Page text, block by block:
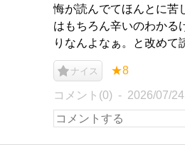
悔が読んでてほんとに苦
はもちろん辛いのわかる
りなんよなぁ。と改めて
ナイス ★8
コメント(0) 2026/07/24